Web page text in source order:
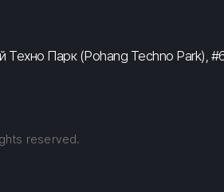
Техно Парк (Pohang Techno Park),
reserved.